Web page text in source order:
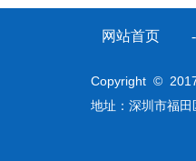
网站首页 -
Copyright ©
地址：深圳市福田